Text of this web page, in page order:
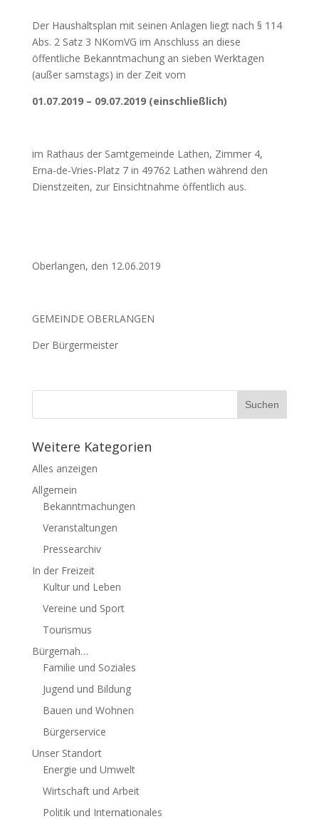
Der Haushaltsplan mit seinen Anlagen liegt nach § 114
Abs. 2 Satz 3 NKomVG im Anschluss an diese
öffentliche Bekanntmachung an sieben Werktagen
(außer samstags) in der Zeit vom
01.07.2019 – 09.07.2019 (einschließlich)
im Rathaus der Samtgemeinde Lathen, Zimmer 4,
Erna-de-Vries-Platz 7 in 49762 Lathen während den
Dienstzeiten, zur Einsichtnahme öffentlich aus.
Oberlangen, den 12.06.2019
GEMEINDE OBERLANGEN
Der Bürgermeister
Weitere Kategorien
Alles anzeigen
Allgemein
Bekanntmachungen
Veranstaltungen
Pressearchiv
In der Freizeit
Kultur und Leben
Vereine und Sport
Tourismus
Bürgernah…
Familie und Soziales
Jugend und Bildung
Bauen und Wohnen
Bürgerservice
Unser Standort
Energie und Umwelt
Wirtschaft und Arbeit
Politik und Internationales